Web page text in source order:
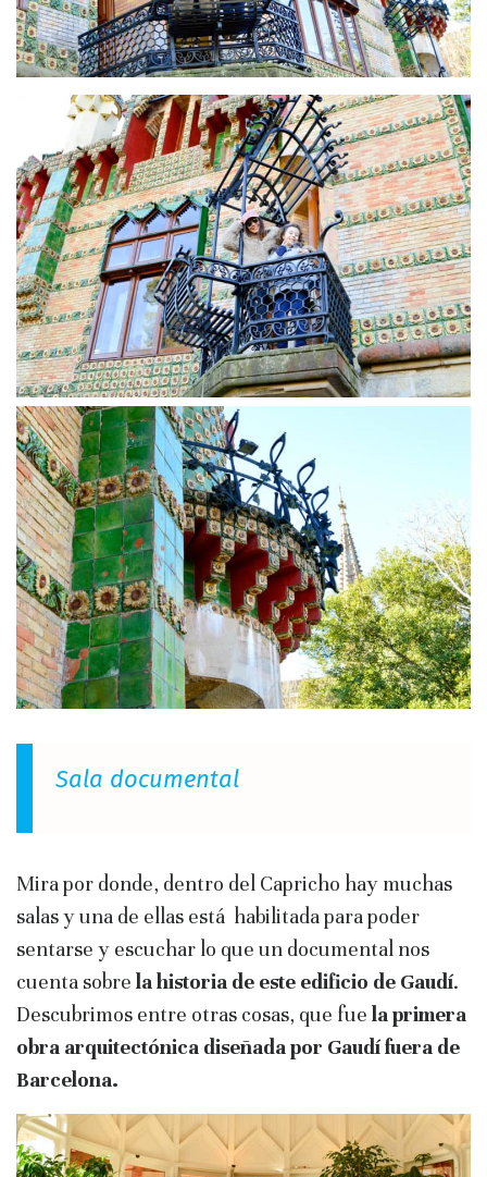
Sala documental
Mira por donde, dentro del Capricho hay muchas
salas y una de ellas está habilitada para poder
sentarse y escuchar lo que un documental nos
cuenta sobre la historia de este edificio de Gaudí.
Descubrimos entre otras cosas, que fue la primera
obra arquitectónica diseñada por Gaudí fuera de
Barcelona.